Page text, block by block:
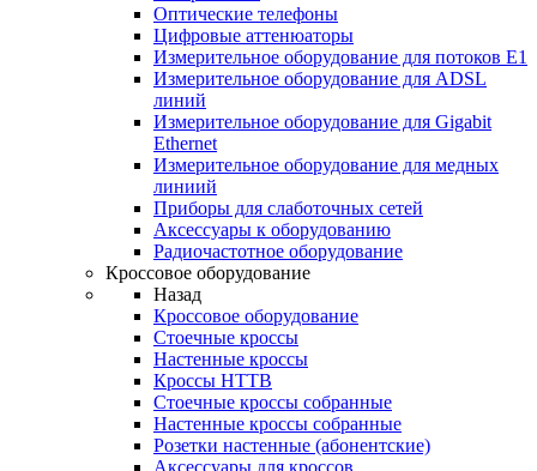
Оптические телефоны
Цифровые аттенюаторы
Измерительное оборудование для потоков Е1
Измерительное оборудование для ADSL
линий
Измерительное оборудование для Gigabit
Ethernet
Измерительное оборудование для медных
линиий
Приборы для слаботочных сетей
Аксессуары к оборудованию
Радиочастотное оборудование
Кроссовое оборудование
Назад
Кроссовое оборудование
Стоечные кроссы
Настенные кроссы
Кроссы HTTB
Стоечные кроссы собранные
Настенные кроссы собранные
Розетки настенные (абонентские)
Аксессуары для кроссов